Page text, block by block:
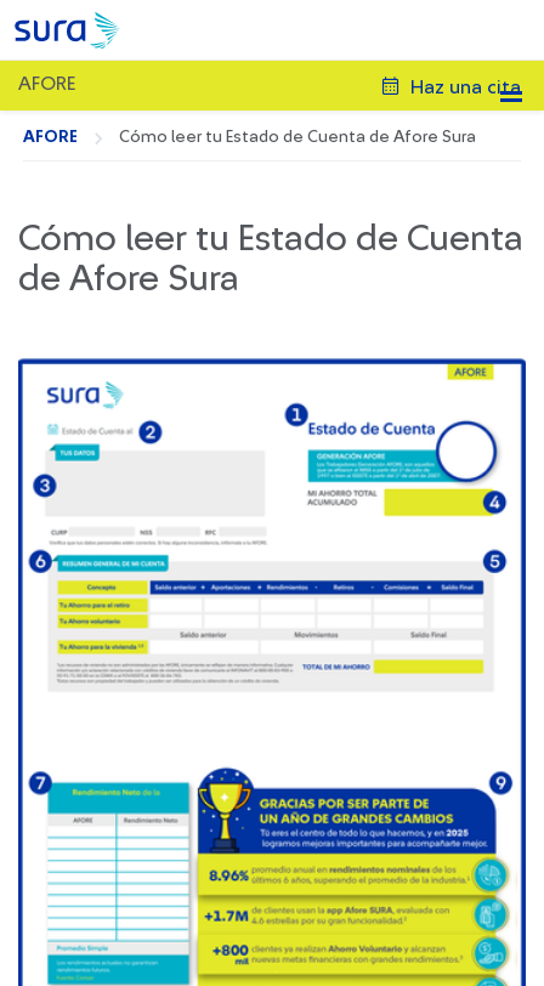
AFORE Haz una cita
AFORE Cómo leer tu Estado de Cuenta de Afore Sura
Cómo leer tu Estado de Cuenta
de Afore Sura